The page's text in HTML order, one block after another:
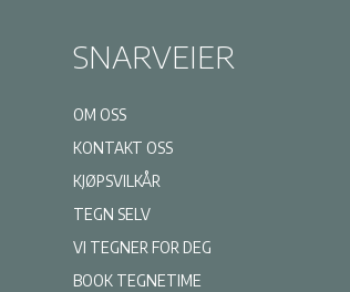
SNARVEIER
OM OSS
KONTAKT OSS
KJØPSVILKÅR
TEGN SELV
VI TEGNER FOR DEG
BOOK TEGNETIME